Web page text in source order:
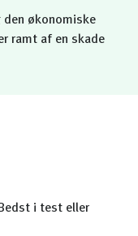
økonomiske
ramt af en skade
i test eller